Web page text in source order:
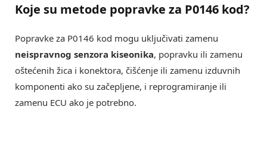
Koje su metode popravke za P0146 kod?
Popravke za P0146 kod mogu uključivati zamenu
neispravnog senzora kiseonika, popravku ili zamenu
oštećenih žica i konektora, čišćenje ili zamenu izduvnih
komponenti ako su začepljene, i reprogramiranje ili
zamenu ECU ako je potrebno.